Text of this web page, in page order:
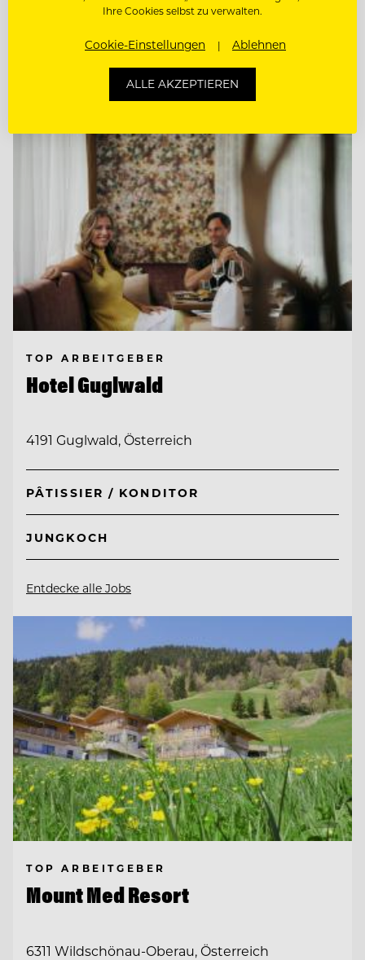
Entdecke alle Jobs
TOP ARBEITGEBER
Hotel Guglwald
4191 Guglwald, Österreich
PÂTISSIER / KONDITOR
JUNGKOCH
Entdecke alle Jobs
TOP ARBEITGEBER
Mount Med Resort
6311 Wildschönau-Oberau, Österreich
Ihre Cookies selbst zu verwalten.
Cookie-Einstellungen Ablehnen
ALLE AKZEPTIEREN